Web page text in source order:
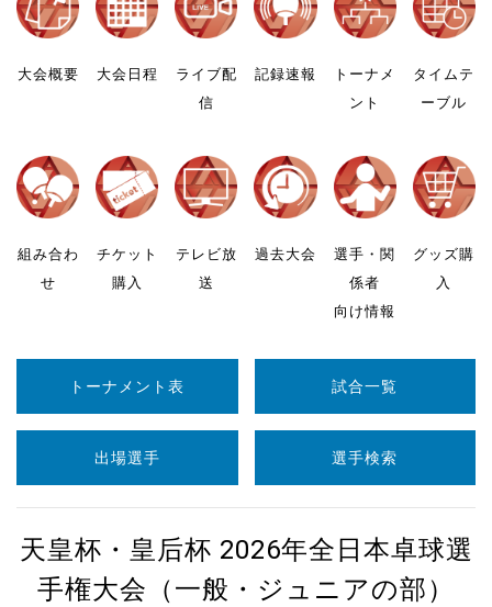
大会概要 大会日程
ライブ配
信
記録速報
トーナメ
ント
タイムテ
ーブル
組み合わ
せ
チケット
購入
テレビ放
送
過去大会
選手・関
係者
向け情報
グッズ購
入
トーナメント表 試合一覧
出場選手 選手検索
天皇杯・皇后杯 2026年全日本卓球選
手権大会（一般・ジュニアの部）